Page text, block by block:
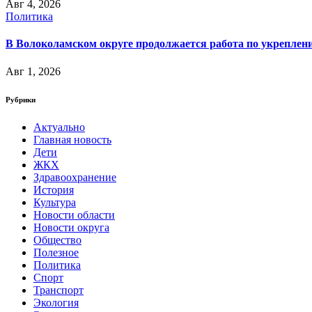
Авг 4, 2026
Политика
В Волоколамском округе продолжается работа по
Авг 1, 2026
Рубрики
Актуально
Главная новость
Дети
ЖКХ
Здравоохранение
История
Культура
Новости области
Новости округа
Общество
Полезное
Политика
Спорт
Транспорт
Экология